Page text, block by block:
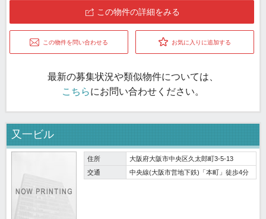
この物件の詳細をみる
この物件を問い合わせる お気に入りに追加する
最新の募集状況や類似物件については、
こちらにお問い合わせください。
又一ビル
住所
大阪府大阪市中央区久太郎町3-5-13
交通
中央線(大阪市営地下鉄)「本町」徒歩4分